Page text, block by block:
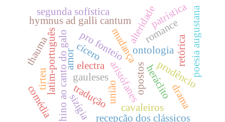
heráclito
mudança
opostos
união
ontologia
cícero
pro fonteio
gauleses
retórica
alteridade
prudêncio
hymnus ad galli cantum
hino ao canto do galotradução
latim-português aristófanes
cavaleiros
sizígia
comédia
romance
drama
amor
thauma
tirteu
recepção dos clássicos
electra
segunda sofística patrísticapoesia augustana